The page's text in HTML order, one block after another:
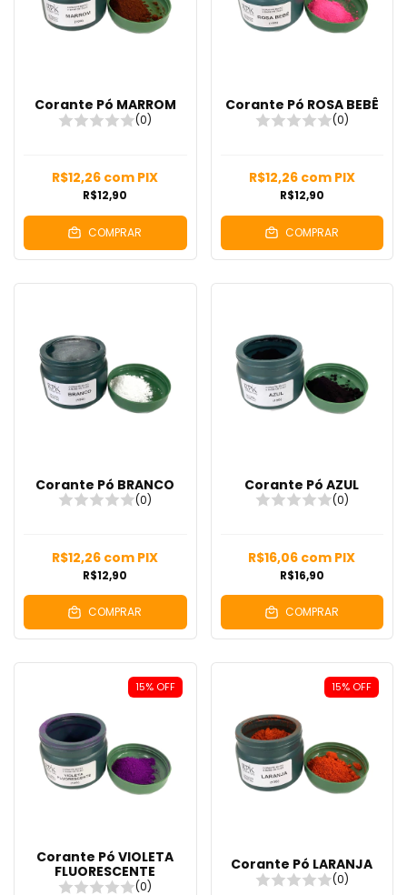
Corante Pó MARROM
(0)
R$12,90
R$12,26 com PIX
COMPRAR
Corante Pó ROSA BEBÊ
(0)
R$12,90
R$12,26 com PIX
COMPRAR
Corante Pó BRANCO
(0)
R$12,90
R$12,26 com PIX
COMPRAR
Corante Pó AZUL
(0)
R$16,90
R$16,06 com PIX
COMPRAR
15% OFF
Corante Pó VIOLETA
FLUORESCENTE
(0)
15% OFF
Corante Pó LARANJA
(0)